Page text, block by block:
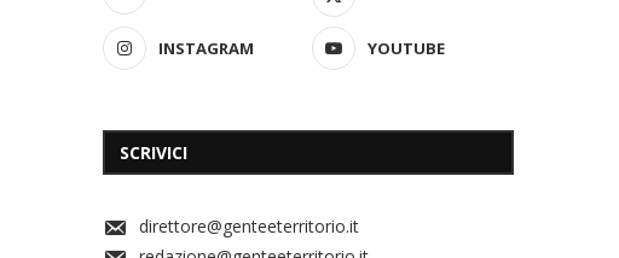
INSTAGRAM YOUTUBE
SCRIVICI
direttore@genteeterritorio.it